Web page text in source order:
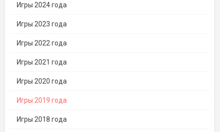
Игры 2024 года
Игры 2023 года
Игры 2022 года
Игры 2021 года
Игры 2020 года
Игры 2019 года
Игры 2018 года